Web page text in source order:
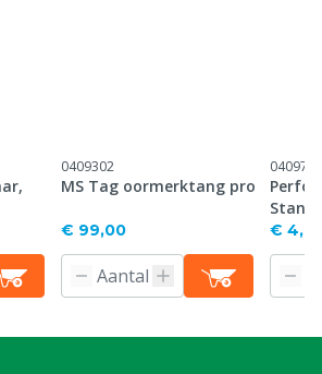
0409302
MS Tag oormerktang pro
€ 99,00
0409716
€ 4,61